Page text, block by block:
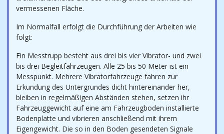
vermessenen Fläche.
Im Normalfall erfolgt die Durchführung der Arbeiten wie
folgt:
Ein Messtrupp besteht aus drei bis vier Vibrator- und zwei
bis drei Begleitfahrzeugen. Alle 25 bis 50 Meter ist ein
Messpunkt. Mehrere Vibratorfahrzeuge fahren zur
Erkundung des Untergrundes dicht hintereinander her,
bleiben in regelmäßigen Abständen stehen, setzen ihr
Fahrzeuggewicht auf eine am Fahrzeugboden installierte
Bodenplatte und vibrieren anschließend mit ihrem
Eigengewicht. Die so in den Boden gesendeten Signale